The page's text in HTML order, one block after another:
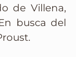
de Villena,
busca del